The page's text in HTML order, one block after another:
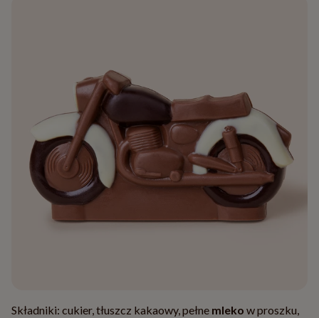
Składniki: cukier, tłuszcz kakaowy, pełne mleko w proszku,